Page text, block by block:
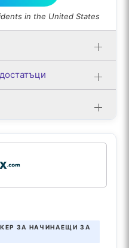
in the United States
ЗА НАЧИНАЕЩИ ЗА